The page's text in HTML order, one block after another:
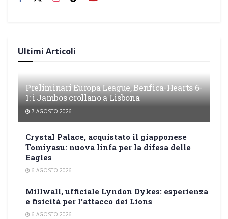
Ultimi Articoli
Preliminari Europa League, Benfica-Hearts 6-
1: i Jambos crollano a Lisbona
7 AGOSTO 2026
Crystal Palace, acquistato il giapponese
Tomiyasu: nuova linfa per la difesa delle
Eagles
6 AGOSTO 2026
Millwall, ufficiale Lyndon Dykes: esperienza
e fisicità per l’attacco dei Lions
6 AGOSTO 2026